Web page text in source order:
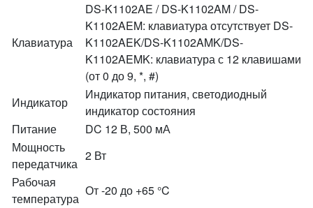
Клавиатура
DS-K1102AE / DS-K1102AM / DS-
K1102AEM: клавиатура отсутствует DS-
K1102AEK/DS-K1102AMK/DS-
K1102AEMK: клавиатура с 12 клавишами
(от 0 до 9, *, #)
Индикатор
Индикатор питания, светодиодный
индикатор состояния
Питание
DC 12 В, 500 мА
Мощность
передатчика
2 Вт
Рабочая
температура
От -20 до +65 °C